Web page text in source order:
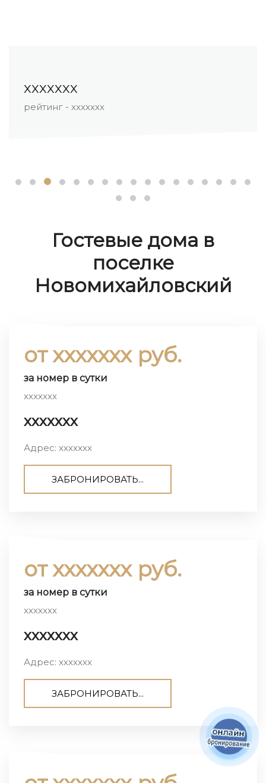
ххххххх
рейтинг - ххххххх
Гостевые дома в
поселке
Новомихайловский
от ххххххх руб.
за номер в сутки
ххххххх
ххххххх
Адрес: ххххххх
ЗАБРОНИРОВАТЬ...
от ххххххх руб.
за номер в сутки
ххххххх
ххххххх
Адрес: ххххххх
ЗАБРОНИРОВАТЬ...